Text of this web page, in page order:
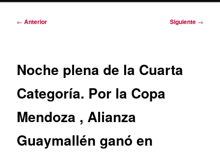
Navegación
← Anterior Siguiente →
Noche plena de la Cuarta
Categoría. Por la Copa
Mendoza , Alianza
Guaymallén ganó en